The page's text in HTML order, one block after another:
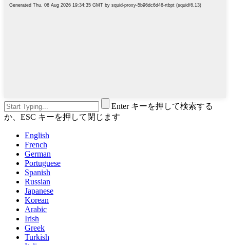
Enter キーを押して検索する
か、ESC キーを押して閉じます
English
French
German
Portuguese
Spanish
Russian
Japanese
Korean
Arabic
Irish
Greek
Turkish